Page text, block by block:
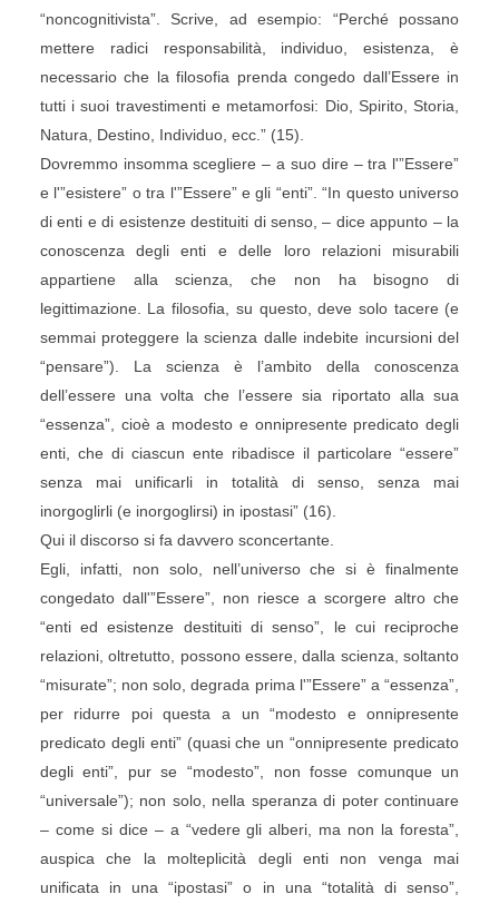
“noncognitivista”. Scrive, ad esempio: “Perché possano
mettere radici responsabilità, individuo, esistenza, è
necessario che la filosofia prenda congedo dall’Essere in
tutti i suoi travestimenti e metamorfosi: Dio, Spirito, Storia,
Natura, Destino, Individuo, ecc.” (15).
Dovremmo insomma scegliere – a suo dire – tra l'”Essere”
e l'”esistere” o tra l'”Essere” e gli “enti”. “In questo universo
di enti e di esistenze destituiti di senso, – dice appunto – la
conoscenza degli enti e delle loro relazioni misurabili
appartiene alla scienza, che non ha bisogno di
legittimazione. La filosofia, su questo, deve solo tacere (e
semmai proteggere la scienza dalle indebite incursioni del
“pensare”). La scienza è l’ambito della conoscenza
dell’essere una volta che l’essere sia riportato alla sua
“essenza”, cioè a modesto e onnipresente predicato degli
enti, che di ciascun ente ribadisce il particolare “essere”
senza mai unificarli in totalità di senso, senza mai
inorgoglirli (e inorgoglirsi) in ipostasi” (16).
Qui il discorso si fa davvero sconcertante.
Egli, infatti, non solo, nell’universo che si è finalmente
congedato dall'”Essere”, non riesce a scorgere altro che
“enti ed esistenze destituiti di senso”, le cui reciproche
relazioni, oltretutto, possono essere, dalla scienza, soltanto
“misurate”; non solo, degrada prima l'”Essere” a “essenza”,
per ridurre poi questa a un “modesto e onnipresente
predicato degli enti” (quasi che un “onnipresente predicato
degli enti”, pur se “modesto”, non fosse comunque un
“universale”); non solo, nella speranza di poter continuare
– come si dice – a “vedere gli alberi, ma non la foresta”,
auspica che la molteplicità degli enti non venga mai
unificata in una “ipostasi” o in una “totalità di senso”,